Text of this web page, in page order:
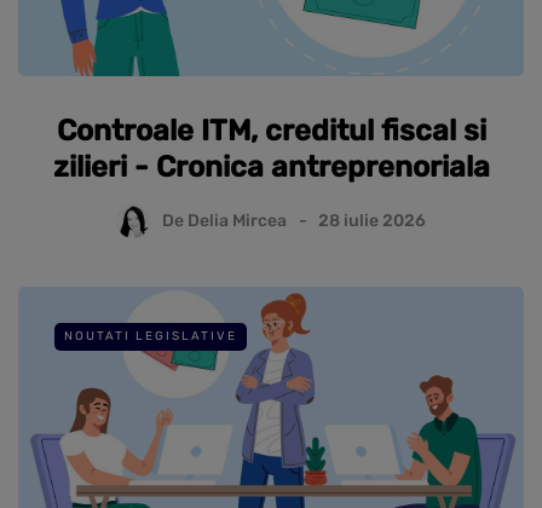
Controale ITM, creditul fiscal si
zilieri - Cronica antreprenoriala
De Delia Mircea 28 iulie 2026
NOUTATI LEGISLATIVE